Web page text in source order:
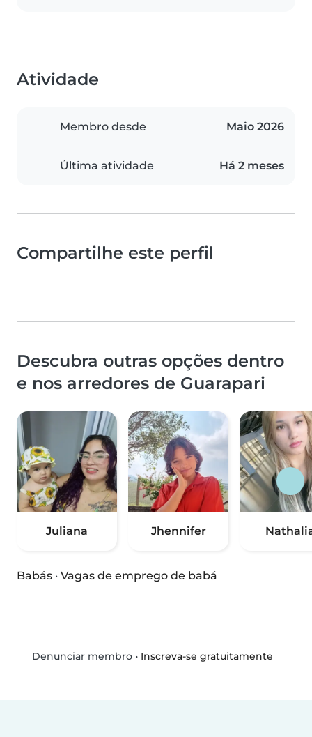
Atividade
Membro desde Maio 2026
Última atividade Há 2 meses
Compartilhe este perfil
Descubra outras opções dentro
e nos arredores de Guarapari
Juliana Jhennifer
Babás · Vagas de emprego de babá
Denunciar membro• Inscreva-se gratuitamente